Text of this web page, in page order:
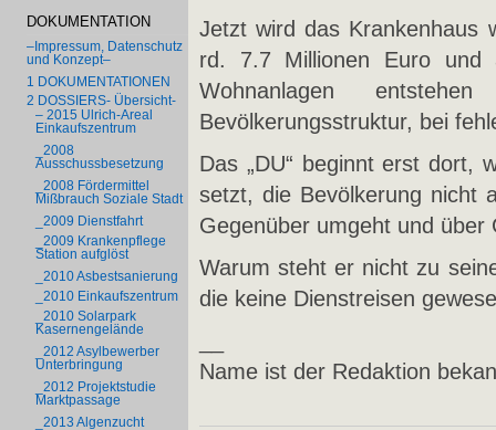
DOKUMENTATION
–Impressum, Datenschutz
und Konzept–
1 DOKUMENTATIONEN
2 DOSSIERS- Übersicht-
– 2015 Ulrich-Areal
Einkaufszentrum
_2008
Ausschussbesetzung
_2008 Fördermittel
Mißbrauch Soziale Stadt
_2009 Dienstfahrt
_2009 Krankenpflege
Station aufglöst
_2010 Asbestsanierung
_2010 Einkaufszentrum
_2010 Solarpark
Kasernengelände
_2012 Asylbewerber
Unterbringung
_2012 Projektstudie
Marktpassage
_2013 Algenzucht
Jetzt wird das Krankenhaus
rd. 7.7 Millionen Euro und
Wohnanlagen
Bevölkerungsstruktur, bei
Das „DU“ beginnt erst dort,
setzt, die Bevölkerung nicht
Gegenüber umgeht und über
Warum steht er nicht zu
die keine Dienstreisen
Name ist der Redaktion